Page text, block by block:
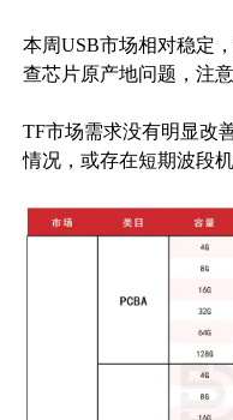
本周USB市场相对稳定
查芯片原产地问题，注
TF市场需求没有明显改
情况，或存在短期波段机